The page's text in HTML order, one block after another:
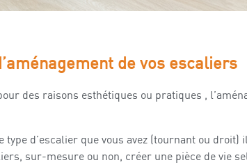
de vos escaliers
des raisons esthétiques ou pratiques ,
type d’escalier que vous avez (tournant ou
sur-mesure ou non, créer une pièce de vie